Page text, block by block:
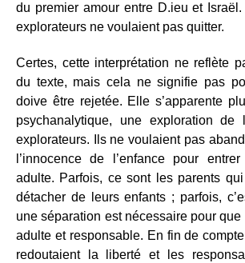
du premier amour entre D.ieu et
explorateurs ne voulaient pas quitter.
Certes, cette interprétation ne reflète
du texte, mais cela ne signifie pas
doive être rejetée. Elle s’apparente
psychanalytique, une exploration de
explorateurs. Ils ne voulaient pas
l’innocence de l’enfance pour
adulte. Parfois, ce sont les parents
détacher de leurs enfants ; parfois,
une séparation est nécessaire pour que
adulte et responsable. En fin de
redoutaient la liberté et les